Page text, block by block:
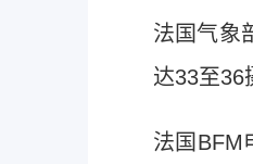
法国气象
达33至36
法国BFM